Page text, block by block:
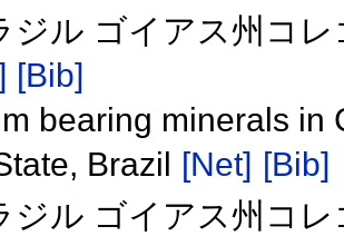
ジル ゴイアス州コ
[Bib]
bearing minerals in
Brazil
[Net] [Bib]
ジル ゴイアス州コ